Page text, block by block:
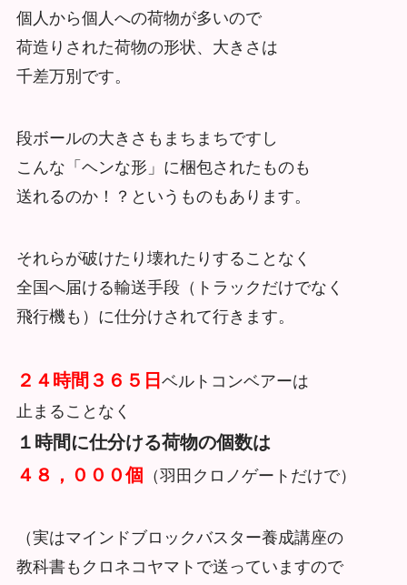
個人から個人への荷物が多いので
荷造りされた荷物の形状、大きさは
千差万別です。
段ボールの大きさもまちまちですし
こんな「ヘンな形」に梱包されたものも
送れるのか！？というものもあります。
それらが破けたり壊れたりすることなく
全国へ届ける輸送手段（トラックだけでなく
飛行機も）に仕分けされて行きます。
２４時間３６５日 ベルトコンベアーは
止まることなく
１時間に仕分ける荷物の個数は
４８，０００個 （羽田クロノゲートだけで）
（実はマインドブロックバスター養成講座の
教科書もクロネコヤマトで送っていますので